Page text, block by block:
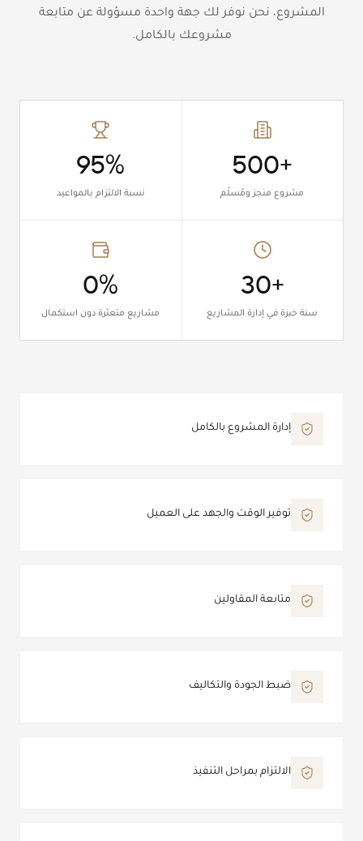
المشروع، نحن نوفر لك جهة واحدة مسؤولة عن متابعة
مشروعك بالكامل.
+500
مشروع منجز ومُسلّم
95%
نسبة الالتزام بالمواعيد
+30
سنة خبرة في إدارة المشاريع
0%
مشاريع متعثرة دون استكمال
إدارة المشروع بالكامل
توفير الوقت والجهد على العميل
متابعة المقاولين
ضبط الجودة والتكاليف
الالتزام بمراحل التنفيذ